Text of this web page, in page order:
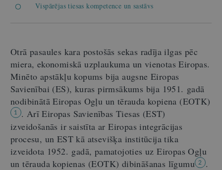
Vispārējas tiesas kompetence un sastāvs
Otrā pasaules kara postošās sekas radīja ilgas pēc
miera, ekonomiskā uzplaukuma un vienotas Eiropas.
Minēto apstākļu kopums bija augsne Eiropas
Savienībai (ES), kuras pirmsākums bija 1951. gadā
nodibinātā Eiropas Ogļu un tērauda kopiena (EOTK)
1
. Arī Eiropas Savienības Tiesas (EST)
izveidošanās ir saistīta ar Eiropas integrācijas
procesu, un EST kā atsevišķa institūcija tika
izveidota 1952. gadā, pamatojoties uz Eiropas Ogļu
un tērauda kopienas (EOTK) dibināšanas līgumu
2 .